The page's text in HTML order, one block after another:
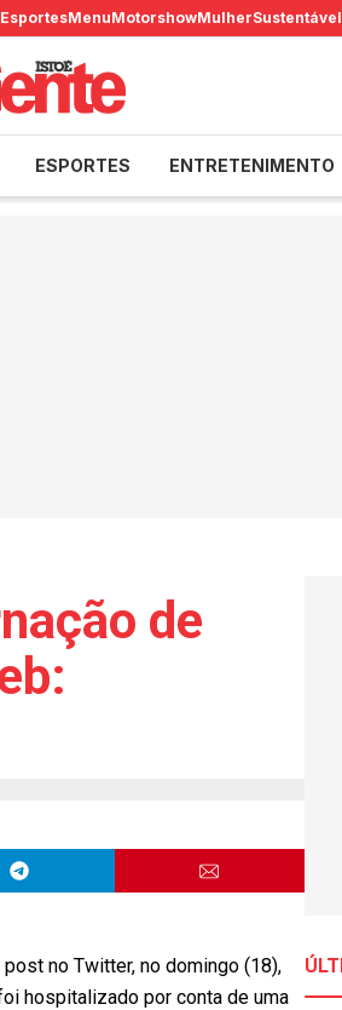
EsportesMenuMotorshowMulherSustentável
ESPORTES ENTRETENIMENTO
de
no Twitter, no domingo (18),
hospitalizado por conta de uma